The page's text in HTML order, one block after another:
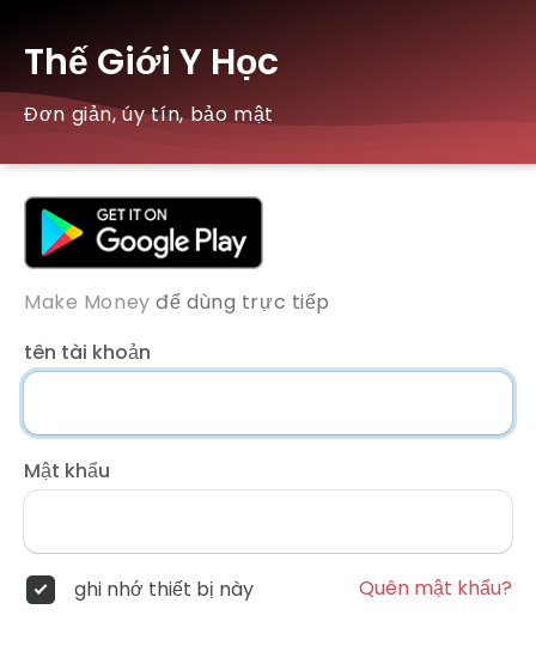
Thế Giới Y Học
Đơn giản, úy tín, bảo mật
Make Money để dùng trực tiếp
tên tài khoản
Mật khẩu
ghi nhớ thiết bị này Quên mật khẩu?